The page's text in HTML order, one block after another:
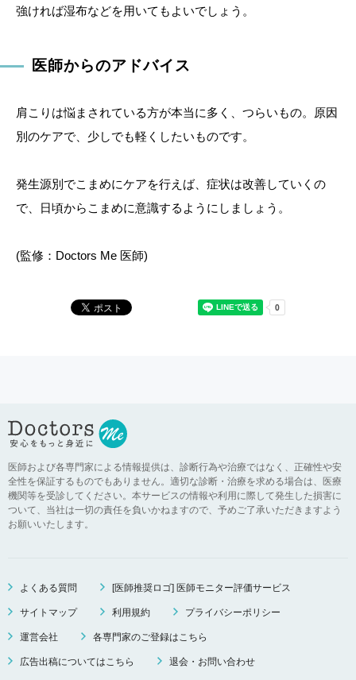
強ければ湿布などを用いてもよいでしょう。
医師からのアドバイス
肩こりは悩まされている方が本当に多く、つらいもの。原因
別のケアで、少しでも軽くしたいものです。
発生源別でこまめにケアを行えば、症状は改善していくの
で、日頃からこまめに意識するようにしましょう。
(監修：Doctors Me 医師)
医師および各専門家による情報提供は、診断行為や治療ではなく、正確性や安
全性を保証するものでもありません。適切な診断・治療を求める場合は、医療
機関等を受診してください。本サービスの情報や利用に際して発生した損害に
ついて、当社は一切の責任を負いかねますので、予めご了承いただきますよう
お願いいたします。
よくある質問 [医師推奨ロゴ] 医師モニター評価サービス
サイトマップ 利用規約 プライバシーポリシー
運営会社 各専門家のご登録はこちら
広告出稿についてはこちら 退会・お問い合わせ